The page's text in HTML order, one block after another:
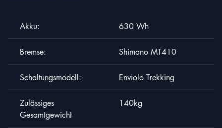
Akku: 630 Wh
Bremse: Shimano MT410
Schaltungsmodell: Enviolo Trekking
Zulässiges
Gesamtgewicht
140kg
Jetzt Bewerben
Vorname*